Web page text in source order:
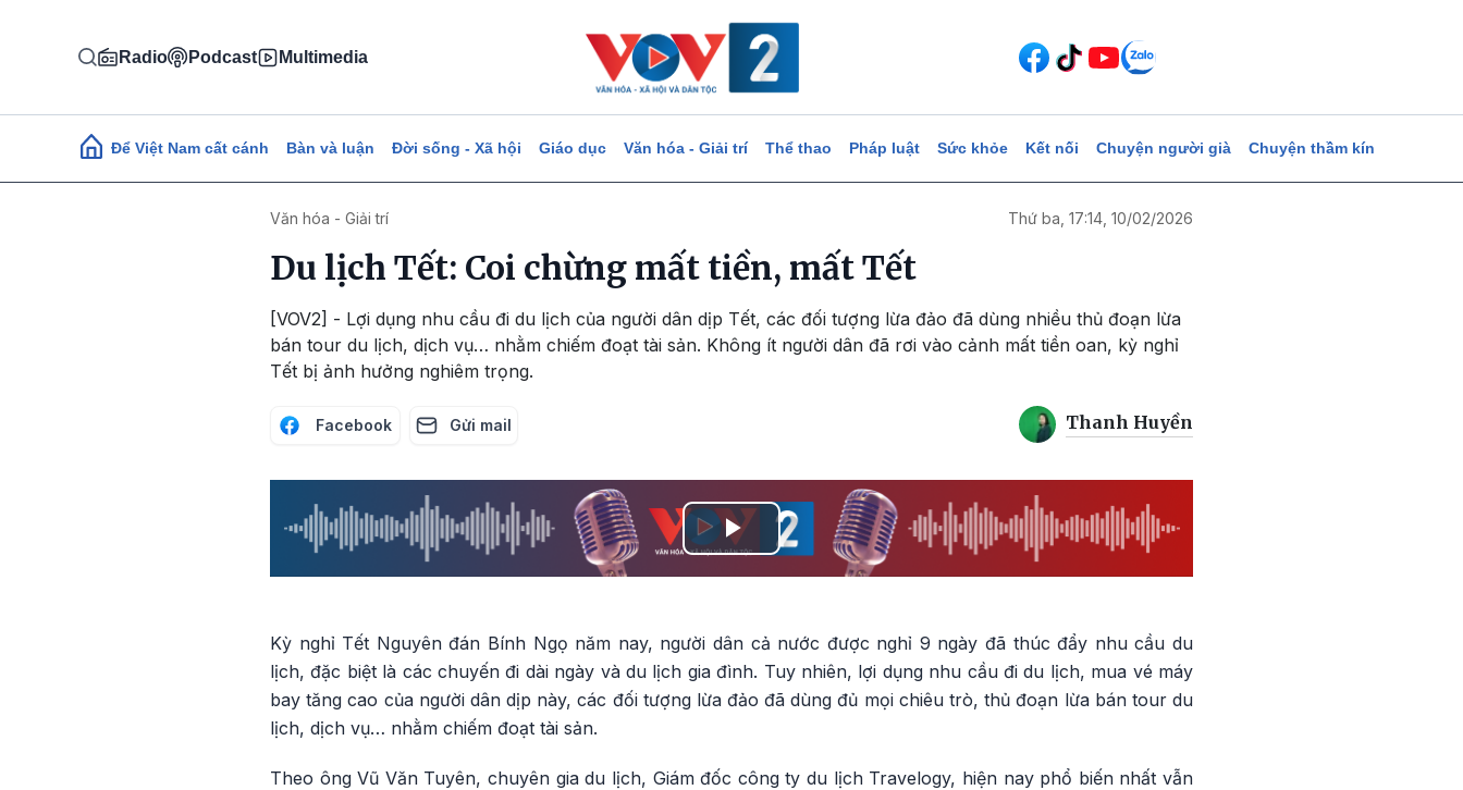
Radio Podcast Multimedia
Main navigation
Để Việt Nam cất cánh Bàn và luận Đời sống - Xã hội Giáo dục Văn hóa - Giải trí Thể thao Pháp luật Sức khỏe Kết nối Chuyện người già Chuyện thầm kín
Văn hóa - Giải trí Thứ ba, 17:14, 10/02/2026
Du lịch Tết: Coi chừng mất tiền, mất Tết
[VOV2] - Lợi dụng nhu cầu đi du lịch của người dân dịp Tết, các đối tượng lừa đảo đã dùng nhiều thủ đoạn lừa
bán tour du lịch, dịch vụ… nhằm chiếm đoạt tài sản. Không ít người dân đã rơi vào cảnh mất tiền oan, kỳ nghỉ
Tết bị ảnh hưởng nghiêm trọng.
Facebook Gửi mail Thanh Huyền
Play
Kỳ nghỉ Tết Nguyên đán Bính Ngọ năm nay, người dân cả nước được nghỉ 9 ngày đã thúc đẩy nhu cầu du
lịch, đặc biệt là các chuyến đi dài ngày và du lịch gia đình. Tuy nhiên, lợi dụng nhu cầu đi du lịch, mua vé máy
bay tăng cao của người dân dịp này, các đối tượng lừa đảo đã dùng đủ mọi chiêu trò, thủ đoạn lừa bán tour du
lịch, dịch vụ… nhằm chiếm đoạt tài sản.
Theo ông Vũ Văn Tuyên, chuyên gia du lịch, Giám đốc công ty du lịch Travelogy, hiện nay phổ biến nhất vẫn